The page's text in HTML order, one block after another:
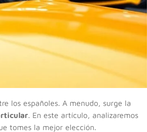
los españoles. A menudo, surge la
. En este artículo, analizaremos
tomes la mejor elección.